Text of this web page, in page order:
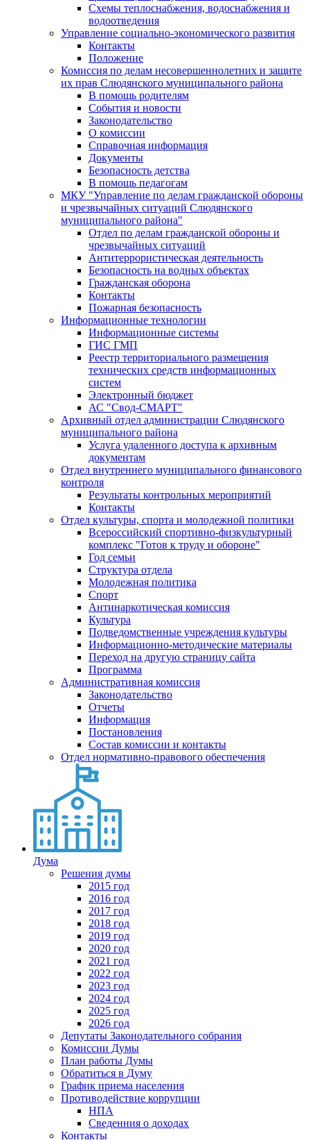
Схемы теплоснабжения, водоснабжения и
водоотведения
Управление социально-экономического развития
Контакты
Положение
Комиссия по делам несовершеннолетних и защите
их прав Слюдянского муниципального района
В помощь родителям
События и новости
Законодательство
О комиссии
Справочная информация
Документы
Безопасность детства
В помощь педагогам
МКУ "Управление по делам гражданской обороны
и чрезвычайных ситуаций Слюдянского
муниципального района"
Отдел по делам гражданской обороны и
чрезвычайных ситуаций
Антитеррористическая деятельность
Безопасность на водных объектах
Гражданская оборона
Контакты
Пожарная безопасность
Информационные технологии
Информационные системы
ГИС ГМП
Реестр территориального размещения
технических средств информационных
систем
Электронный бюджет
АС "Свод-СМАРТ"
Архивный отдел администрации Слюдянского
муниципального района
Услуга удаленного доступа к архивным
документам
Отдел внутреннего муниципального финансового
контроля
Результаты контрольных мероприятий
Контакты
Отдел культуры, спорта и молодежной политики
Всероссийский спортивно-физкультурный
комплекс "Готов к труду и обороне"
Год семьи
Структура отдела
Молодежная политика
Спорт
Антинаркотическая комиссия
Культура
Подведомственные учреждения культуры
Информационно-методические материалы
Переход на другую страницу сайта
Программа
Административная комиссия
Законодательство
Отчеты
Информация
Постановления
Состав комиссии и контакты
Отдел нормативно-правового обеспечения
Дума
Решения думы
2015 год
2016 год
2017 год
2018 год
2019 год
2020 год
2021 год
2022 год
2023 год
2024 год
2025 год
2026 год
Депутаты Законодательного собрания
Комиссии Думы
План работы Думы
Обратиться в Думу
График приема населения
Противодействие коррупции
НПА
Сведенния о доходах
Контакты